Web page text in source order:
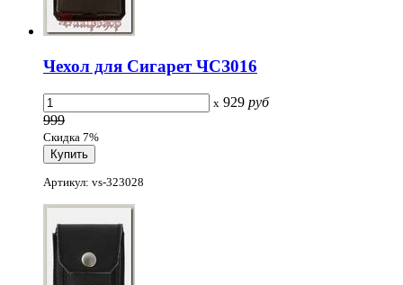
Чехол для Сигарет ЧСЗ016
x 929 руб
999
Скидка 7%
Артикул: vs-323028